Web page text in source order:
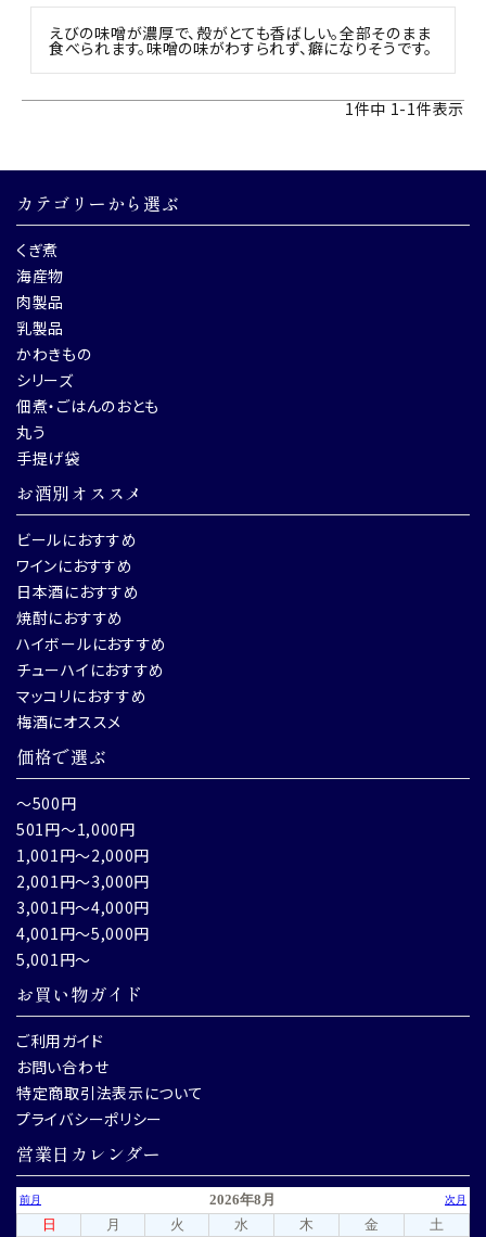
直営店
えびの味噌が濃厚で、殻がとても香ばしい。全部そのまま
食べられます。味噌の味がわすられず、癖になりそうです。
1件中 1-1件表示
カテゴリーから選ぶ
くぎ煮
海産物
肉製品
乳製品
かわきもの
シリーズ
佃煮・ごはんのおとも
丸う
手提げ袋
お酒別オススメ
ビールにおすすめ
ワインにおすすめ
日本酒におすすめ
焼酎におすすめ
ハイボールにおすすめ
チューハイにおすすめ
マッコリにおすすめ
梅酒にオススメ
価格で選ぶ
～500円
501円～1,000円
1,001円～2,000円
2,001円～3,000円
3,001円～4,000円
4,001円～5,000円
5,001円～
お買い物ガイド
ご利用ガイド
お問い合わせ
特定商取引法表示について
プライバシーポリシー
営業日カレンダー